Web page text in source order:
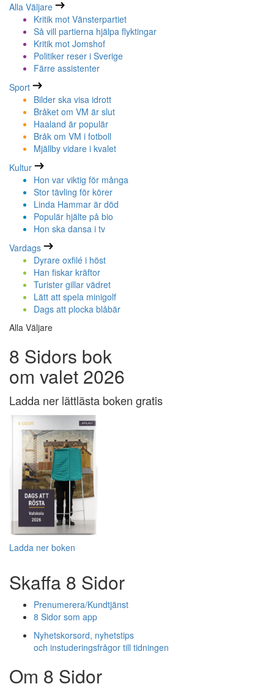
Alla Väljare
Kritik mot Vänsterpartiet
Så vill partierna hjälpa flyktingar
Kritik mot Jomshof
Politiker reser i Sverige
Färre assistenter
Sport
Bilder ska visa idrott
Bråket om VM är slut
Haaland är populär
Bråk om VM i fotboll
Mjällby vidare i kvalet
Kultur
Hon var viktig för många
Stor tävling för körer
Linda Hammar är död
Populär hjälte på bio
Hon ska dansa i tv
Vardags
Dyrare oxfilé i höst
Han fiskar kräftor
Turister gillar vädret
Lätt att spela minigolf
Dags att plocka blåbär
Alla Väljare
8 Sidors bok
om valet 2026
Ladda ner lättlästa boken gratis
Ladda ner boken
Skaffa 8 Sidor
Prenumerera/Kundtjänst
8 Sidor som app
Nyhetskorsord, nyhetstips
och instuderingsfrågor till tidningen
Om 8 Sidor